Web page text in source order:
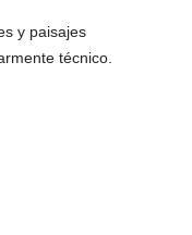
y paisajes
técnico.